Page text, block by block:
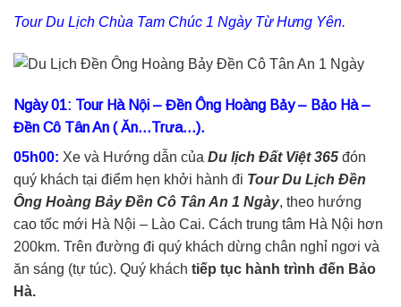
Tour Du Lịch Chùa Tam Chúc 1 Ngày Từ Hưng Yên.
Ngày 01: Tour Hà Nội – Đền Ông Hoàng Bảy – Bảo Hà –
Đền Cô Tân An ( Ăn…Trưa…).
05h00: Xe và Hướng dẫn của Du lịch Đất Việt 365 đón
quý khách tại điểm hẹn khởi hành đi Tour Du Lịch Đền
Ông Hoàng Bảy Đền Cô Tân An 1 Ngày, theo hướng
cao tốc mới Hà Nội – Lào Cai. Cách trung tâm Hà Nội hơn
200km. Trên đường đi quý khách dừng chân nghỉ ngơi và
ăn sáng (tự túc). Quý khách tiếp tục hành trình đến Bảo
Hà.